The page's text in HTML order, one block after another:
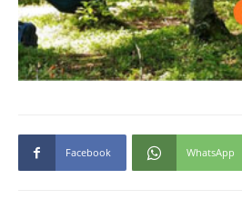
Facebook WhatsApp